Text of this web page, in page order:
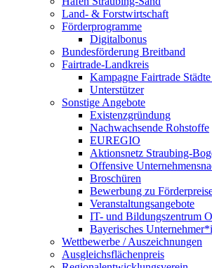
Land- & Forstwirtschaft
Förderprogramme
Digitalbonus
Bundesförderung Breitband
Fairtrade-Landkreis
Kampagne Fairtrade
Unterstützer
Sonstige Angebote
Existenzgründung
Nachwachsende Rohstoffe
EUREGIO
Aktionsnetz Straubing-
Offensive
Broschüren
Bewerbung zu
Veranstaltungsangebote
IT- und Bildungszentrum
Bayerisches
Wettbewerbe / Auszeichnungen
Ausgleichsflächenpreis